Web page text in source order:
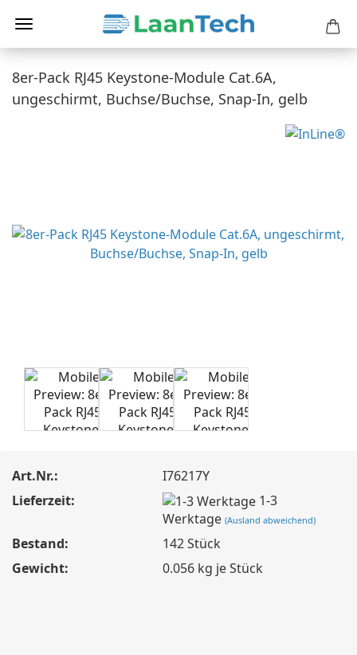
8er-Pack RJ45 Keystone-Module Cat.6A,
ungeschirmt, Buchse/Buchse, Snap-In, gelb
Art.Nr.:
I76217Y
Lieferzeit:
1-3
Werktage(Ausland abweichend)
Bestand: 142Stück
Gewicht:
0.056 kg je Stück